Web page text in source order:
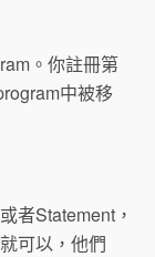
。你註冊第
中被移
者Statement，
可以，他們